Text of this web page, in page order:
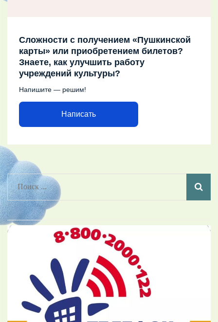
Сложности с получением «Пушкинской
карты» или приобретением билетов?
Знаете, как улучшить работу
учреждений культуры?
Напишите — решим!
Написать